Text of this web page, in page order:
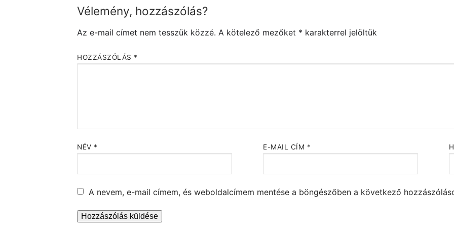
Vélemény, hozzászólás?
Az e-mail címet nem tesszük közzé. A kötelező mezőket * karakterrel jelöltük
HOZZÁSZÓLÁS *
NÉV * E-MAIL CÍM *
A nevem, e-mail címem, és weboldalcímem mentése a böngészőben a következő